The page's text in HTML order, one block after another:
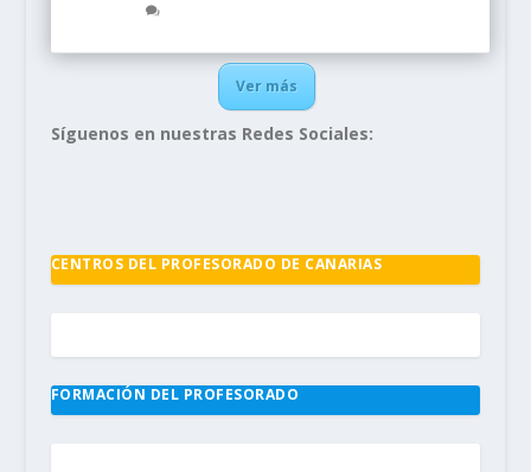
Ver más
Síguenos en nuestras Redes Sociales:
CENTROS DEL PROFESORADO DE CANARIAS
FORMACIÓN DEL PROFESORADO